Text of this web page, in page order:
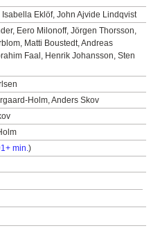
Isabella Eklöf, John Ajvide Lindqvist
Eero Milonoff, Jörgen Thorsson,
Matti Boustedt, Andreas
Faal, Henrik Johansson, Sten
Holm, Anders Skov
min.)